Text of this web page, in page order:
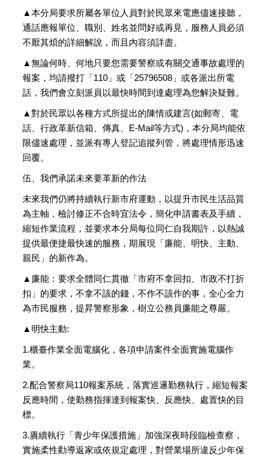
▲本分局要求所屬各單位人員對於民眾來電應儘速接聽，
通話應報單位、職別、姓名並問好或再見，服務人員必須
不厭其煩的詳細解說，而且內容須詳盡。
▲無論何時、何地只要您需要警察或有關交通事故處理的
報案，均請撥打「110」或「25796508」或各派出所電
話，我們會立刻派員以最快時間到達處理為您解決疑難。
▲對於民眾以各種方式所提出的陳情或建言(如郵寄、電
話、行政革新信箱、傳真、E-Mail等方式)，本分局均能依
限儘速處理，並派有專人登記追蹤列管，將處理情形迅速
回覆。
伍、我們承諾未來要革新的作法
未來我們仍將持續執行新市府運動，以提升市民生活品質
為主軸，檢討修正不合時宜法令，簡化申請書表及手續，
縮短作業流程，並要求本分局每位同仁自我期許，以熱誠
提供最便捷最快速的服務，期展現「廉能、明快、主動、
親民」的新作為。
▲廉能：要求全體同仁貫徹「市府不拿回扣、市政不打折
扣」的要求，不拿不該的錢，不作不該作的事，全心全力
為市民服務，提昇警察形象，樹立公務員廉能之尊嚴。
▲明快主動:
1.櫃臺作業全面電腦化，各項申請案件全面實施電腦作
業。
2.配合警察局110報案系統，落實巡邏勤務執行，縮短報案
反應時間，使勤務指揮達到報案快、反應快、處置快的目
標。
3.賡續執行「青少年保護措施」加強深夜時段臨檢查察，
實施柔性勸導返家或依規定處理，對營業場所違反少年保